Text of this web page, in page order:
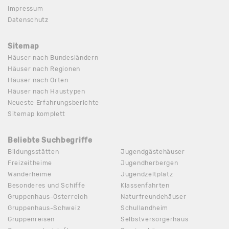
Impressum
Datenschutz
Sitemap
Häuser nach Bundesländern
Häuser nach Regionen
Häuser nach Orten
Häuser nach Haustypen
Neueste Erfahrungsberichte
Sitemap komplett
Beliebte Suchbegriffe
Bildungsstätten
Freizeitheime
Wanderheime
Besonderes und Schiffe
Gruppenhaus-Österreich
Gruppenhaus-Schweiz
Gruppenreisen
Jugendgästehäuser
Jugendherbergen
Jugendzeltplatz
Klassenfahrten
Naturfreundehäuser
Schullandheim
Selbstversorgerhaus